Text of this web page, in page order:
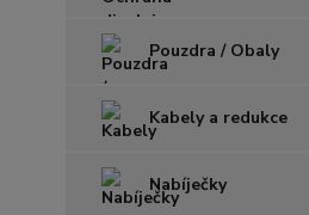
Pouzdra / Obaly
Kabely a redukce
Nabíječky